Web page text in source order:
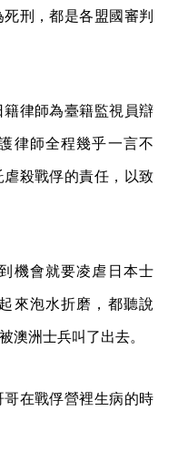
刑，都是各盟國審判
律師為臺籍監視員辯
律師全程幾乎一言不
殺戰俘的責任，以致
機會就要凌虐日本士
來泡水折磨，都聽說
澳洲士兵叫了出去。
在戰俘營裡生病的時